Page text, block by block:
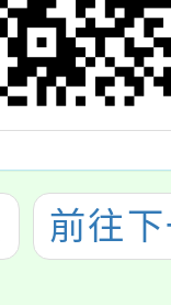
前往